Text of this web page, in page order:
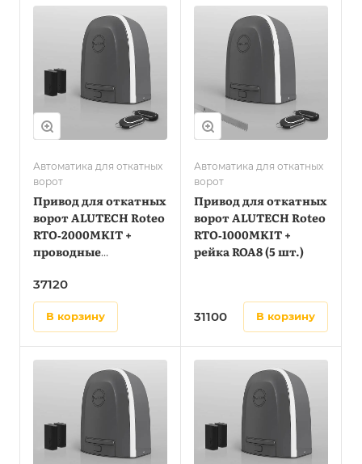
Автоматика для откатных
ворот
Привод для откатных
ворот ALUTECH Roteo
RTO‑2000MKIT +
проводные
37120
в корзину
Автоматика для откатных
ворот
Привод для откатных
ворот ALUTECH Roteo
RTO‑1000MKIT +
рейка ROA8 (5 шт.)
31100 в корзину